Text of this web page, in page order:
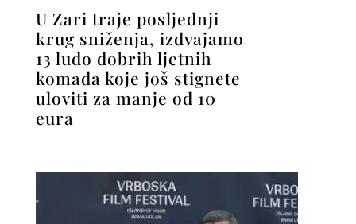
U Zari traje posljednji
krug sniženja, izdvajamo
13 ludo dobrih ljetnih
komada koje još stignete
uloviti za manje od 10
eura